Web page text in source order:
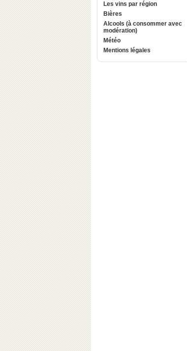
Les vins par région
Bières
Alcools (à consommer avec
modération)
Météo
Mentions légales